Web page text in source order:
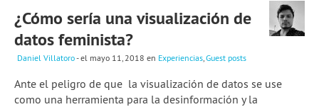
Preguntas frecuentes
Contacto
Aprende
¿Cómo sería una visualización de
datos feminista?
Daniel Villatoro- el mayo 11, 2018 en Experiencias,Guest posts
Ante el peligro de que la visualización de datos se use
como una herramienta para la desinformación y la